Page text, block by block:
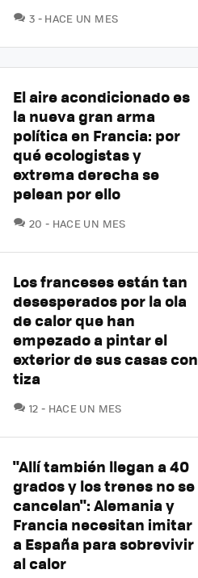
3 COMENTARIOS
HACE UN MES
El aire acondicionado es
la nueva gran arma
política en Francia: por
qué ecologistas y
extrema derecha se
pelean por ello
20 COMENTARIOS
HACE UN MES
Los franceses están tan
desesperados por la ola
de calor que han
empezado a pintar el
exterior de sus casas con
tiza
12 COMENTARIOS
HACE UN MES
"Allí también llegan a 40
grados y los trenes no se
cancelan": Alemania y
Francia necesitan imitar
a España para sobrevivir
al calor